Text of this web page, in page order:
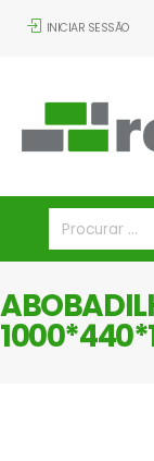
INICIAR SESSÃO